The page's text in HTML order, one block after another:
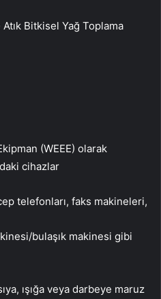
Bitkisel Yağ Toplama
(WEEE) olarak
cihazlar
telefonları, faks makineleri,
bulaşık makinesi gibi
ışığa veya darbeye maruz